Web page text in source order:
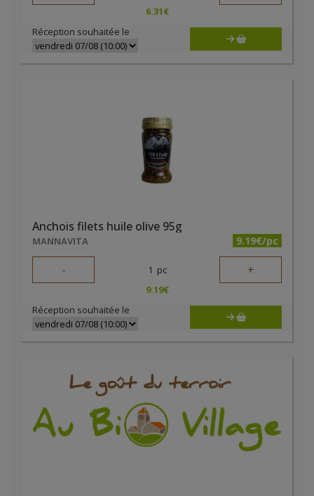
6.31€
Réception souhaitée le
Anchois filets huile olive 95g
MANNAVITA 9.19€/pc
- 1 pc +
9.19€
Réception souhaitée le